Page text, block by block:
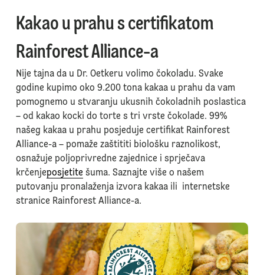
Kakao u prahu s certifikatom
Rainforest Alliance-a
Nije tajna da u Dr. Oetkeru volimo čokoladu. Svake
godine kupimo oko 9.200 tona kakaa u prahu da vam
pomognemo u stvaranju ukusnih čokoladnih poslastica
– od kakao kocki do torte s tri vrste čokolade. 99%
našeg kakaa u prahu posjeduje certifikat Rainforest
Alliance-a – pomaže zaštititi biološku raznolikost,
osnažuje poljoprivredne zajednice i sprječava
krčenjeposjetite šuma. Saznajte više o našem
putovanju pronalaženja izvora kakaa ili internetske
stranice Rainforest Alliance-a.